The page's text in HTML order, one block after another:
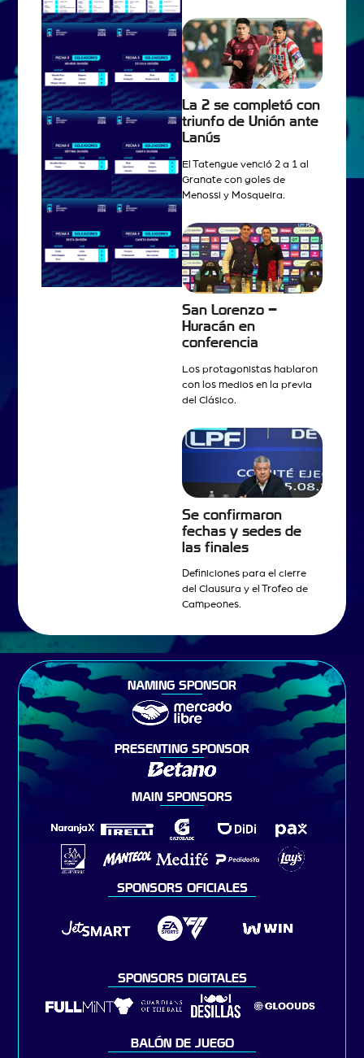
La 2 se completó con
triunfo de Unión ante
Lanús
El Tatengue venció 2 a 1 al
Granate con goles de
Menossi y Mosqueira.
San Lorenzo –
Huracán en
conferencia
Los protagonistas hablaron
con los medios en la previa
del Clásico.
Se confirmaron
fechas y sedes de
las finales
Definiciones para el cierre
del Clausura y el Trofeo de
Campeones.
NAMING SPONSOR
PRESENTING SPONSOR
MAIN SPONSORS
SPONSORS OFICIALES
SPONSORS DIGITALES
BALÓN DE JUEGO